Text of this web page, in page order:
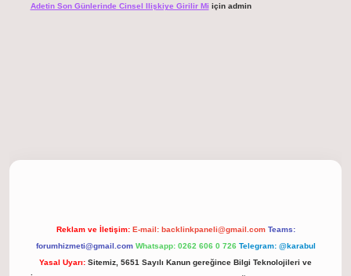
Adetin Son Günlerinde Cinsel Ilişkiye Girilir Mi için admin
Reklam ve İletişim: E-mail: backlinkpaneli@gmail.com Teams:
forumhizmeti@gmail.com Whatsapp: 0262 606 0 726 Telegram: @karabul
Yasal Uyarı: Sitemiz, 5651 Sayılı Kanun gereğince Bilgi Teknolojileri ve